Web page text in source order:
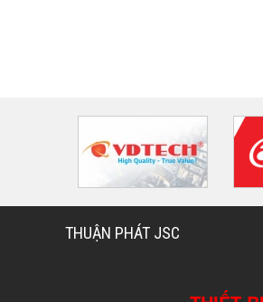
THUẬN PHÁT JSC